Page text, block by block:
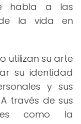
habla a las
de la vida en
utilizan su arte
su identidad
y sus
través de sus
como la